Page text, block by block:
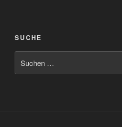
SUCHE
nach: